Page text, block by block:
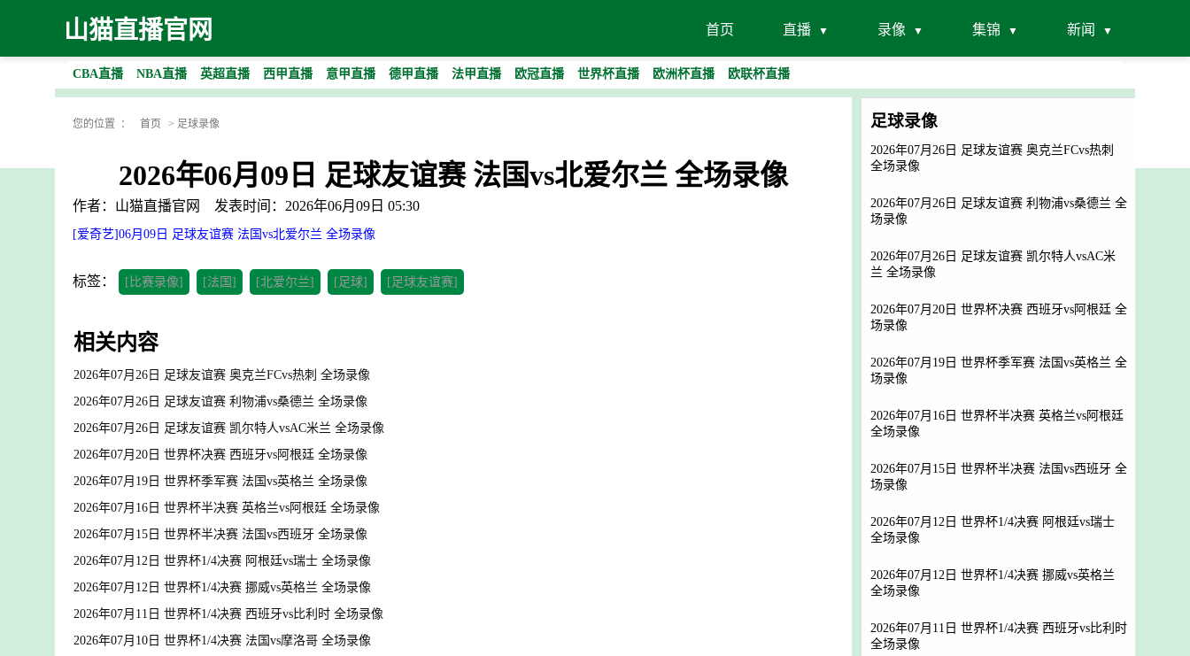
山猫直播官网 首页 直播 录像 集锦 新闻
CBA直播 NBA直播 英超直播 西甲直播 意甲直播 德甲直播 法甲直播 欧冠直播 世界杯直播 欧洲杯直播 欧联杯直播
您的位置 ： 首页 > 足球录像
2026年06月09日 足球友谊赛 法国vs北爱尔兰 全场录像
作者：山猫直播官网 发表时间：2026年06月09日 05:30
[爱奇艺]06月09日 足球友谊赛 法国vs北爱尔兰 全场录像
标签： [比赛录像] [法国] [北爱尔兰] [足球] [足球友谊赛]
相关内容
2026年07月26日 足球友谊赛 奥克兰FCvs热刺 全场录像
2026年07月26日 足球友谊赛 利物浦vs桑德兰 全场录像
2026年07月26日 足球友谊赛 凯尔特人vsAC米兰 全场录像
2026年07月20日 世界杯决赛 西班牙vs阿根廷 全场录像
2026年07月19日 世界杯季军赛 法国vs英格兰 全场录像
2026年07月16日 世界杯半决赛 英格兰vs阿根廷 全场录像
2026年07月15日 世界杯半决赛 法国vs西班牙 全场录像
2026年07月12日 世界杯1/4决赛 阿根廷vs瑞士 全场录像
2026年07月12日 世界杯1/4决赛 挪威vs英格兰 全场录像
2026年07月11日 世界杯1/4决赛 西班牙vs比利时 全场录像
2026年07月10日 世界杯1/4决赛 法国vs摩洛哥 全场录像
足球录像
2026年07月26日 足球友谊赛 奥克兰FCvs热刺
全场录像
2026年07月26日 足球友谊赛 利物浦vs桑德兰 全
场录像
2026年07月26日 足球友谊赛 凯尔特人vsAC米
兰 全场录像
2026年07月20日 世界杯决赛 西班牙vs阿根廷 全
场录像
2026年07月19日 世界杯季军赛 法国vs英格兰 全
场录像
2026年07月16日 世界杯半决赛 英格兰vs阿根廷
全场录像
2026年07月15日 世界杯半决赛 法国vs西班牙 全
场录像
2026年07月12日 世界杯1/4决赛 阿根廷vs瑞士
全场录像
2026年07月12日 世界杯1/4决赛 挪威vs英格兰
全场录像
2026年07月11日 世界杯1/4决赛 西班牙vs比利时
全场录像